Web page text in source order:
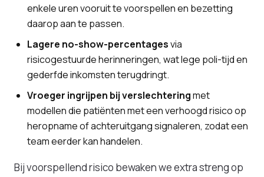
enkele uren vooruit te voorspellen en bezetting
daarop aan te passen.
Lagere no-show-percentagesvia
risicogestuurde herinneringen, wat lege poli-tijd en
gederfde inkomsten terugdringt.
Vroeger ingrijpen bij verslechteringmet
modellen die patiënten met een verhoogd risico op
heropname of achteruitgang signaleren, zodat een
team eerder kan handelen.
Bij voorspellend risico bewaken we extra streng op